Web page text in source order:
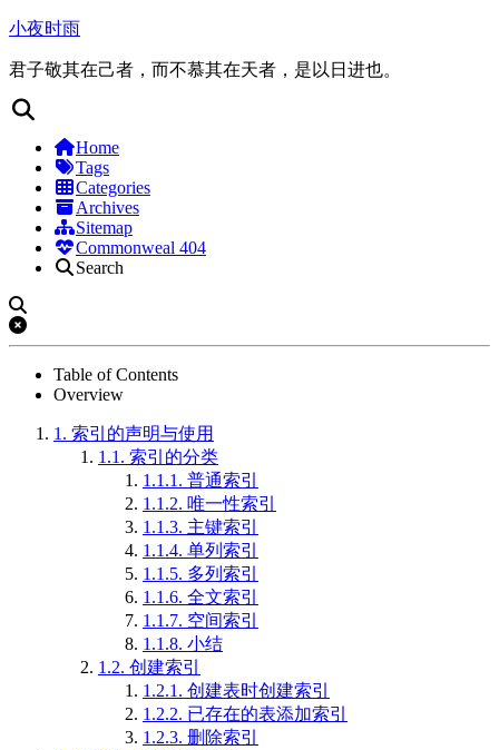
小夜时雨
君子敬其在己者，而不慕其在天者，是以日进也。
Home
Tags
Categories
Archives
Sitemap
Commonweal 404
Search
Table of Contents
Overview
1. 索引的声明与使用
1.1. 索引的分类
1.1.1. 普通索引
1.1.2. 唯一性索引
1.1.3. 主键索引
1.1.4. 单列索引
1.1.5. 多列索引
1.1.6. 全文索引
1.1.7. 空间索引
1.1.8. 小结
1.2. 创建索引
1.2.1. 创建表时创建索引
1.2.2. 已存在的表添加索引
1.2.3. 删除索引